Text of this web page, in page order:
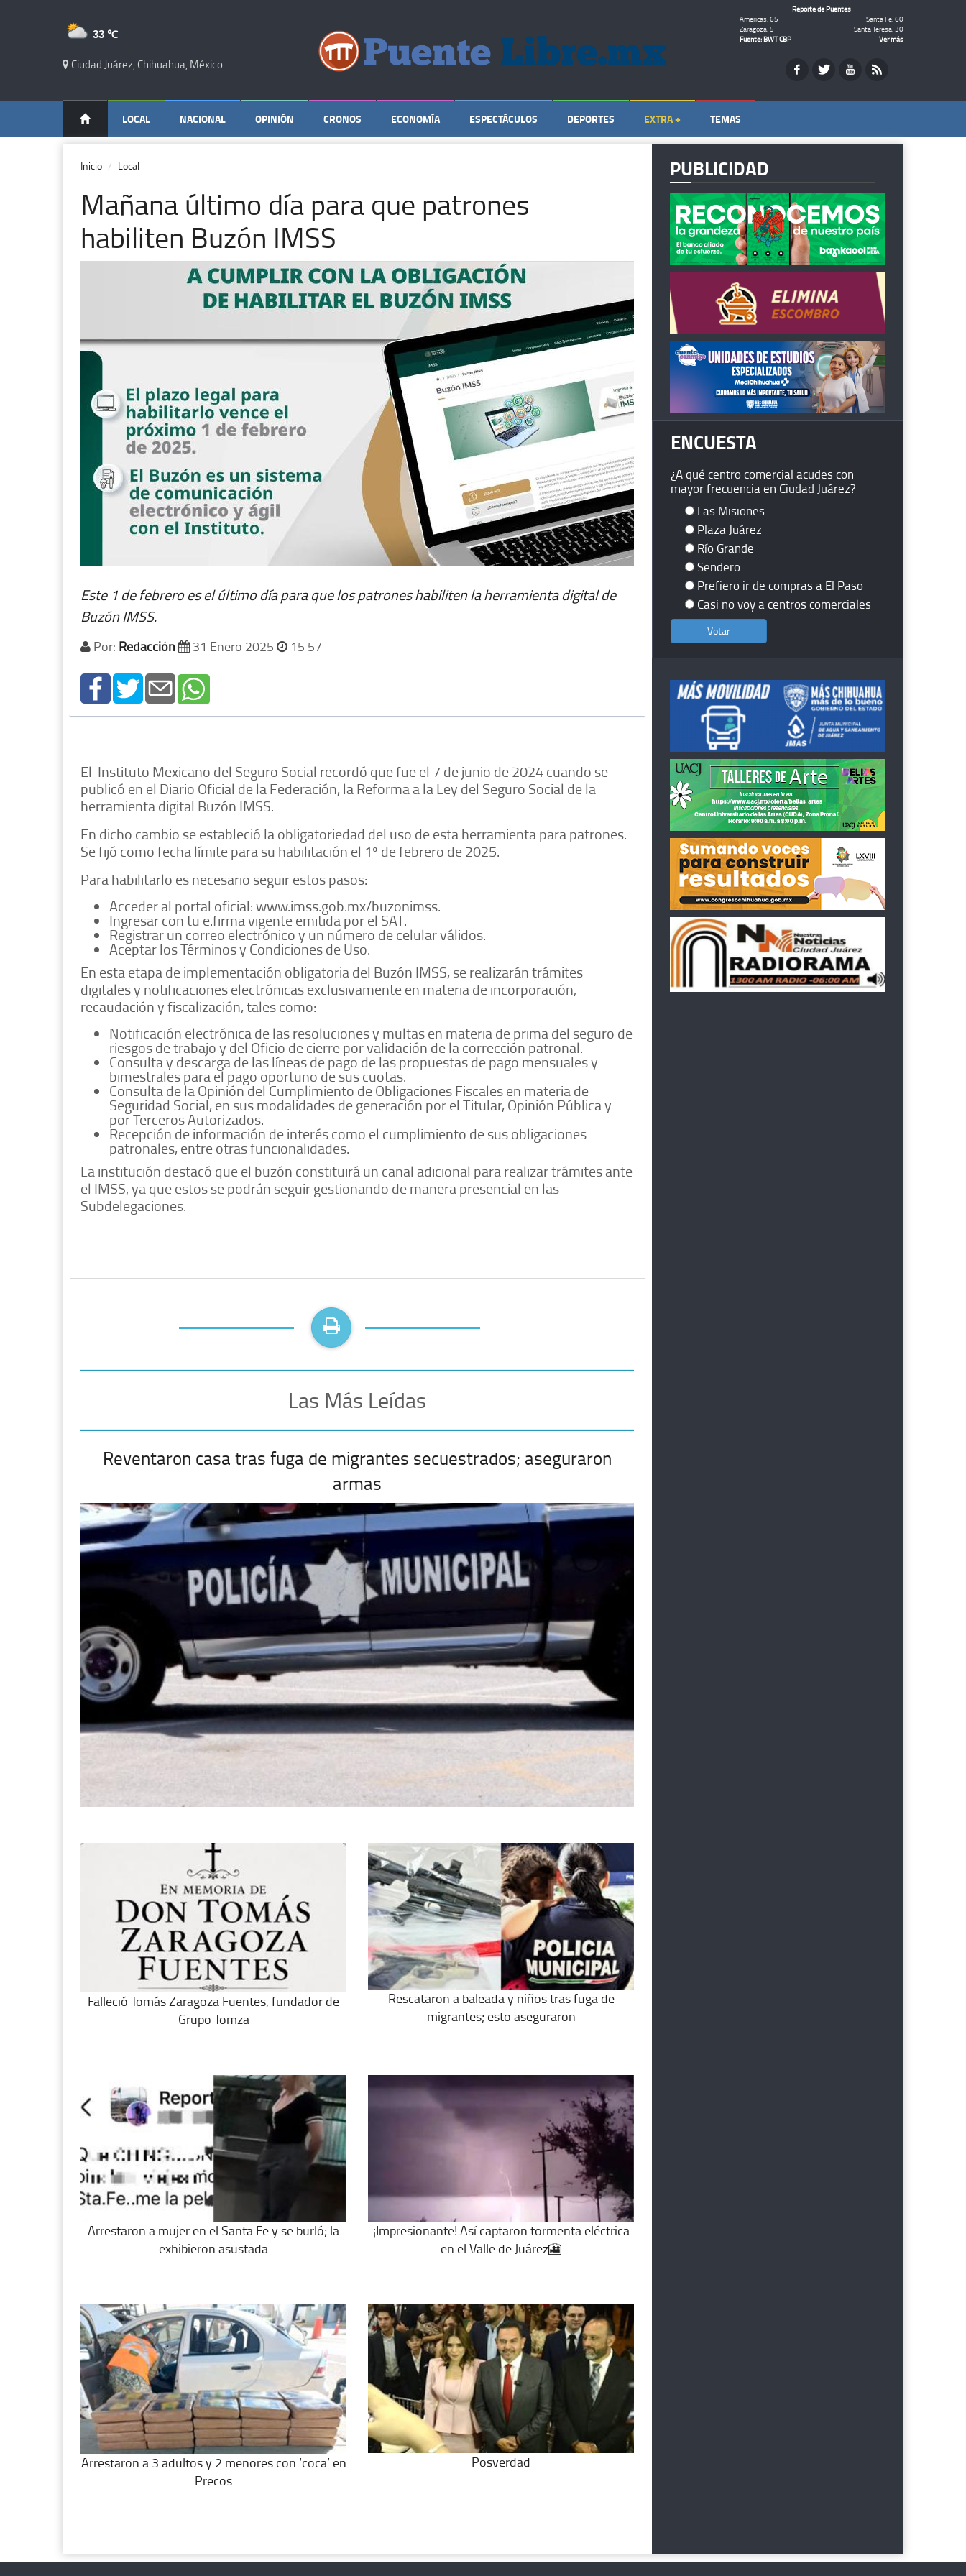
33 ℃
Ciudad Juárez, Chihuahua, México.
Reporte de Puentes
Americas: 65
Santa Fe: 60
Zaragoza: 5
Santa Teresa: 30
Fuente: BWT CBP
Ver más
LOCAL NACIONAL OPINIÓN CRONOS ECONOMÍA ESPECTÁCULOS DEPORTES EXTRA + TEMAS
Inicio Local
Mañana último día para que patrones
habiliten Buzón IMSS
Este 1 de febrero es el último día para que los patrones habiliten la herramienta digital de
Buzón IMSS.
Por: Redacción 31 Enero 2025 15 57
El Instituto Mexicano del Seguro Social recordó que fue el 7 de junio de 2024 cuando se
publicó en el Diario Oficial de la Federación, la Reforma a la Ley del Seguro Social de la
herramienta digital Buzón IMSS.
En dicho cambio se estableció la obligatoriedad del uso de esta herramienta para patrones.
Se fijó como fecha límite para su habilitación el 1º de febrero de 2025.
Para habilitarlo es necesario seguir estos pasos:
Acceder al portal oficial: www.imss.gob.mx/buzonimss.
Ingresar con tu e.firma vigente emitida por el SAT.
Registrar un correo electrónico y un número de celular válidos.
Aceptar los Términos y Condiciones de Uso.
En esta etapa de implementación obligatoria del Buzón IMSS, se realizarán trámites
digitales y notificaciones electrónicas exclusivamente en materia de incorporación,
recaudación y fiscalización, tales como:
Notificación electrónica de las resoluciones y multas en materia de prima del seguro de
riesgos de trabajo y del Oficio de cierre por validación de la corrección patronal.
Consulta y descarga de las líneas de pago de las propuestas de pago mensuales y
bimestrales para el pago oportuno de sus cuotas.
Consulta de la Opinión del Cumplimiento de Obligaciones Fiscales en materia de
Seguridad Social, en sus modalidades de generación por el Titular, Opinión Pública y
por Terceros Autorizados.
Recepción de información de interés como el cumplimiento de sus obligaciones
patronales, entre otras funcionalidades.
La institución destacó que el buzón constituirá un canal adicional para realizar trámites ante
el IMSS, ya que estos se podrán seguir gestionando de manera presencial en las
Subdelegaciones.
Las Más Leídas
Reventaron casa tras fuga de migrantes secuestrados; aseguraron
armas
Falleció Tomás Zaragoza Fuentes, fundador de
Grupo Tomza
Rescataron a baleada y niños tras fuga de
migrantes; esto aseguraron
Arrestaron a mujer en el Santa Fe y se burló; la
exhibieron asustada
¡Impresionante! Así captaron tormenta eléctrica
en el Valle de Juárez🎦
Arrestaron a 3 adultos y 2 menores con ‘coca’ en
Precos
Posverdad
PUBLICIDAD
ENCUESTA
¿A qué centro comercial acudes con
mayor frecuencia en Ciudad Juárez?
Las Misiones
Plaza Juárez
Río Grande
Sendero
Prefiero ir de compras a El Paso
Casi no voy a centros comerciales